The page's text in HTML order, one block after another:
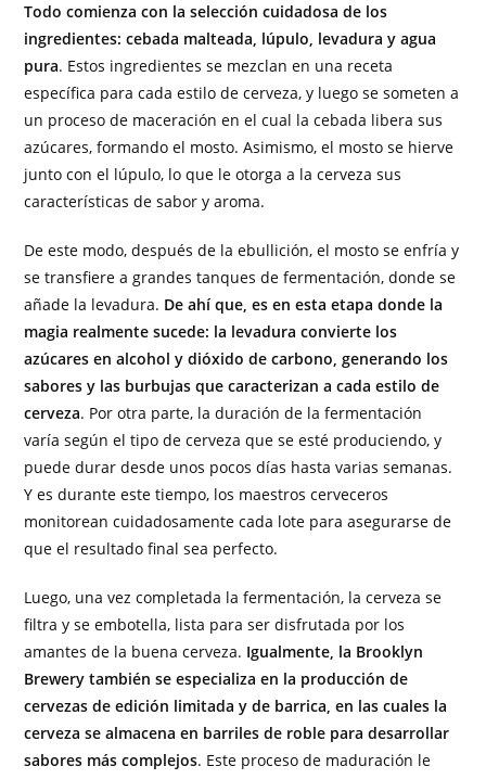
Todo comienza con la selección cuidadosa de los
ingredientes: cebada malteada, lúpulo, levadura y agua
pura. Estos ingredientes se mezclan en una receta
específica para cada estilo de cerveza, y luego se someten a
un proceso de maceración en el cual la cebada libera sus
azúcares, formando el mosto. Asimismo, el mosto se hierve
junto con el lúpulo, lo que le otorga a la cerveza sus
características de sabor y aroma.
De este modo, después de la ebullición, el mosto se enfría y
se transfiere a grandes tanques de fermentación, donde se
añade la levadura. De ahí que, es en esta etapa donde la
magia realmente sucede: la levadura convierte los
azúcares en alcohol y dióxido de carbono, generando los
sabores y las burbujas que caracterizan a cada estilo de
cerveza. Por otra parte, la duración de la fermentación
varía según el tipo de cerveza que se esté produciendo, y
puede durar desde unos pocos días hasta varias semanas.
Y es durante este tiempo, los maestros cerveceros
monitorean cuidadosamente cada lote para asegurarse de
que el resultado final sea perfecto.
Luego, una vez completada la fermentación, la cerveza se
filtra y se embotella, lista para ser disfrutada por los
amantes de la buena cerveza. Igualmente, la Brooklyn
Brewery también se especializa en la producción de
cervezas de edición limitada y de barrica, en las cuales la
cerveza se almacena en barriles de roble para desarrollar
sabores más complejos. Este proceso de maduración le